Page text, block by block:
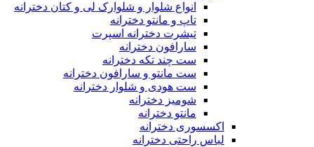
انواع شلوار و شلوارک لی و کتان دخترانه
تاپ و مانتو دخترانه
تیشرت دخترانه اسپرت
سارافون دخترانه
ست چند تکه دخترانه
ست مانتو و سارافون دخترانه
ست هودی و شلوار دخترانه
شومیز دخترانه
مانتو دخترانه
اکسسوری دخترانه
لباس راحتی دخترانه